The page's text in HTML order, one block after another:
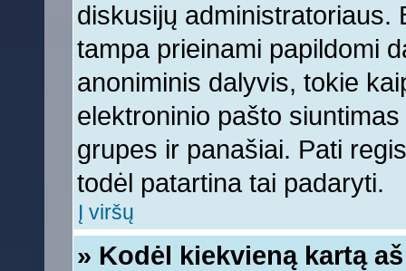
diskusijų administratoriaus.
tampa prieinami papildomi
anoniminis dalyvis, tokie
elektroninio pašto
grupes ir panašiai. Pati
todėl patartina tai padaryti.
Į viršų
» Kodėl kiekvieną kartą